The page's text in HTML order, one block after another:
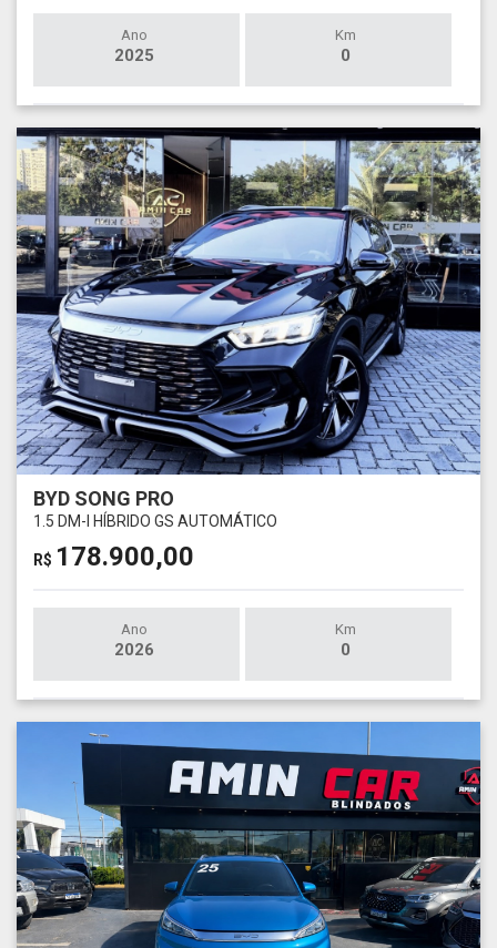
Ano
2025
Km
0
BYD SONG PRO
1.5 DM-I HÍBRIDO GS AUTOMÁTICO
R$ 178.900,00
Ano
2026
Km
0